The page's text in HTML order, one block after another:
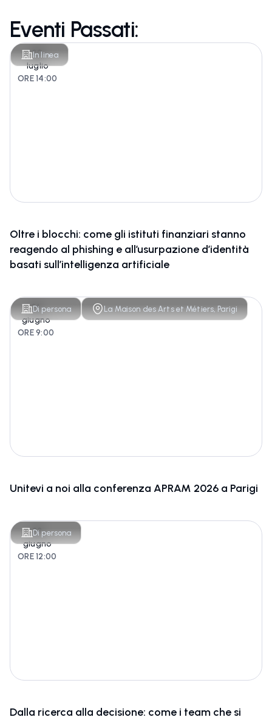
Eventi Passati:
In linea
30
luglio
ORE 14:00
Oltre i blocchi: come gli istituti finanziari stanno
reagendo al phishing e all’usurpazione d’identità
basati sull’intelligenza artificiale
Di persona La Maison des Arts et Métiers, Parigi
26
giugno
ORE 9:00
Unitevi a noi alla conferenza APRAM 2026 a Parigi
Di persona
23
giugno
ORE 12:00
Dalla ricerca alla decisione: come i team che si